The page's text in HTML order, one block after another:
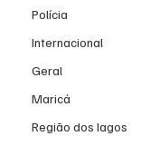
Polícia
Internacional
Geral
Maricá
Região dos lagos